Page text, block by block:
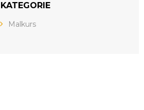
KATEGORIE
Malkurs